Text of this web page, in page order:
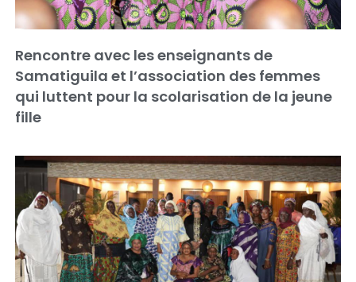
Rencontre avec les enseignants de
Samatiguila et l’association des femmes
qui luttent pour la scolarisation de la jeune
fille